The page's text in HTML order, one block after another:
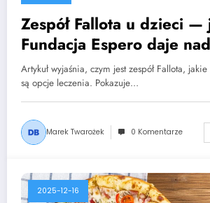
Zespół Fallota u dzieci —
Fundacja Espero daje
Artykuł wyjaśnia, czym jest zespół Fallota,
są opcje leczenia. Pokazuje…
Marek Twarożek 0 Komentarze
2025-12-16